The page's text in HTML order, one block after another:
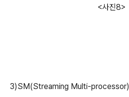
<사진8>
3)SM(Streaming Multi-processor)